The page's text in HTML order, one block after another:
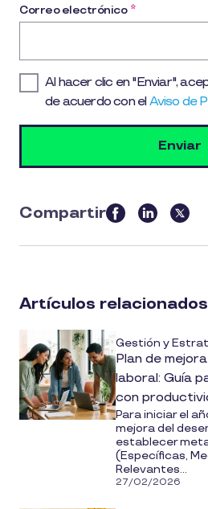
Correo electrónico *
Al hacer clic en "Enviar",
de acuerdo con elAviso de
Compartir
this
article
media
Artículos relacionados
Gestión y
Plan de
laboral: Guía
con
Para iniciar el
mejora del
establecer
(Específicas,
Relevantes...
27/02/2026